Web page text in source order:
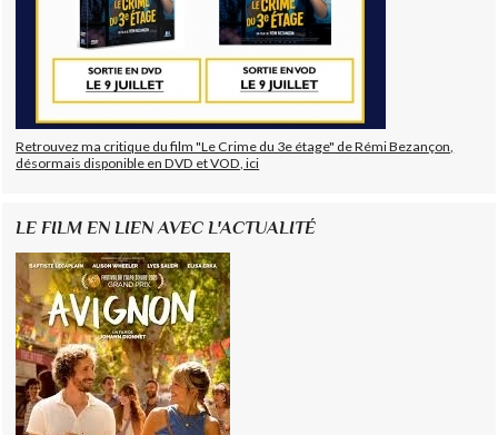
Retrouvez ma critique du film "Le Crime du 3e étage" de Rémi Bezançon,
désormais disponible en DVD et VOD, ici
LE FILM EN LIEN AVEC L'ACTUALITÉ